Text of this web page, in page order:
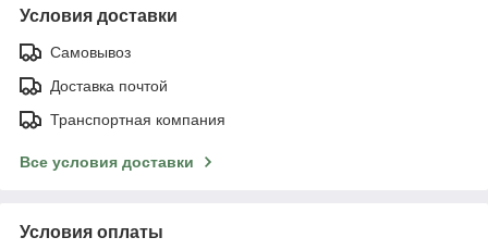
Условия доставки
Самовывоз
Доставка почтой
Транспортная компания
Все условия доставки
Условия оплаты